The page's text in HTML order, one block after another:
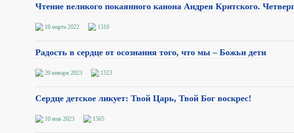
Чтение великого покаянного канона Андрея Критского.
10 марта 2022 1310
Радость в сердце от осознания того, что мы – Божьи дети
20 января 2023 1523
Сердце детское ликует: Твой Царь, Твой Бог воскрес!
10 мая 2023 1565